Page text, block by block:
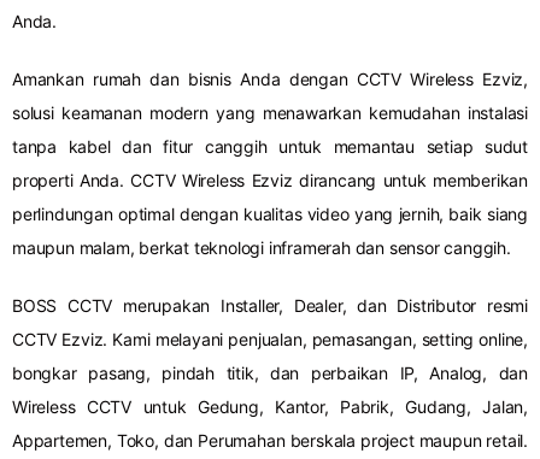
Anda.
Amankan rumah dan bisnis Anda dengan CCTV Wireless Ezviz,
solusi keamanan modern yang menawarkan kemudahan instalasi
tanpa kabel dan fitur canggih untuk memantau setiap sudut
properti Anda. CCTV Wireless Ezviz dirancang untuk memberikan
perlindungan optimal dengan kualitas video yang jernih, baik siang
maupun malam, berkat teknologi inframerah dan sensor canggih.
BOSS CCTV merupakan Installer, Dealer, dan Distributor resmi
CCTV Ezviz. Kami melayani penjualan, pemasangan, setting online,
bongkar pasang, pindah titik, dan perbaikan IP, Analog, dan
Wireless CCTV untuk Gedung, Kantor, Pabrik, Gudang, Jalan,
Appartemen, Toko, dan Perumahan berskala project maupun retail.